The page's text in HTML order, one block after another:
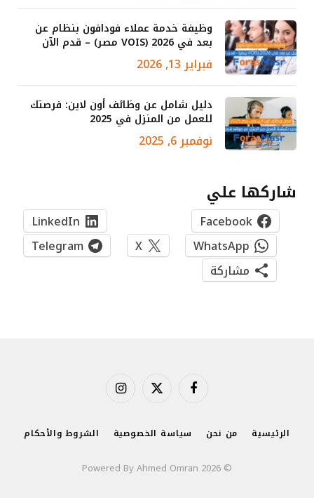
وظيفة خدمة عملاء فودافون بنظام عن
بعد في 2026 (VOIS مصر) – قدم الآن
فبراير 13, 2026
دليل شامل عن وظائف أون لاين: فرصتك
للعمل من المنزل في 2025
نوفمبر 6, 2025
شاركها علي
Facebook
LinkedIn
WhatsApp
X
Telegram
مشاركة
فيسبوك X الانستغرام
الرئيسية من نحن سياسة الخصوصية الشروط والأحكام
© 2026 Powered By Ahmed Omran